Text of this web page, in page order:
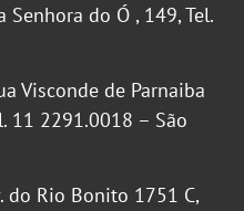
Senhora do Ó , 149, Tel.
Visconde de Parnaiba
11 2291.0018 – São
do Rio Bonito 1751 C,